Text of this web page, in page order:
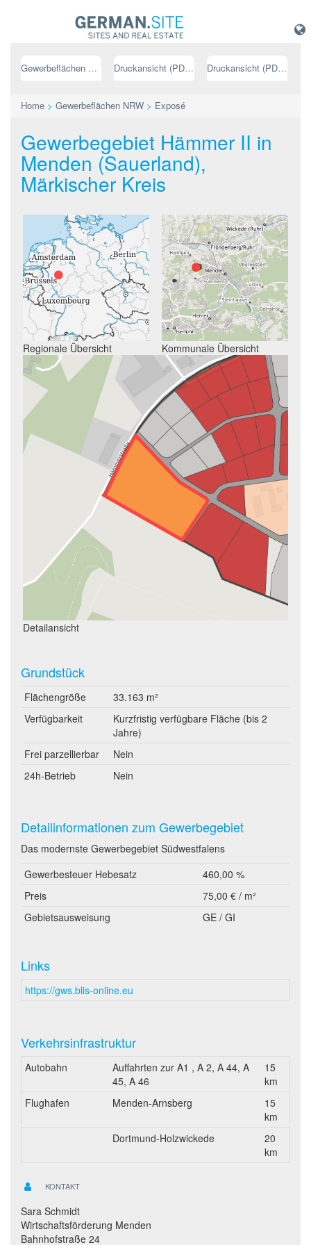
Gewerbeflächen NRW Druckansicht (PDF) // deutsch Druckansicht (PDF) // englisch
Home > Gewerbeflächen NRW > Exposé
Gewerbegebiet Hämmer II in
Menden (Sauerland),
Märkischer Kreis
Regionale Übersicht Kommunale Übersicht
Detailansicht
Grundstück
Flächengröße
33.163 m²
Verfügbarkeit
Kurzfristig verfügbare Fläche (bis 2
Jahre)
Frei parzellierbar
Nein
24h-Betrieb
Nein
Detailinformationen zum Gewerbegebiet
Das modernste Gewerbegebiet Südwestfalens
Gewerbesteuer Hebesatz
460,00 %
Preis
75,00 € / m²
Gebietsausweisung
GE / GI
Links
https://gws.blis-online.eu
Verkehrsinfrastruktur
Autobahn
Auffahrten zur A1 , A 2, A 44, A
45, A 46
15
km
Flughafen
Menden-Arnsberg
15
km
Dortmund-Holzwickede
20
km
KONTAKT
Sara Schmidt
Wirtschaftsförderung Menden
Bahnhofstraße 24